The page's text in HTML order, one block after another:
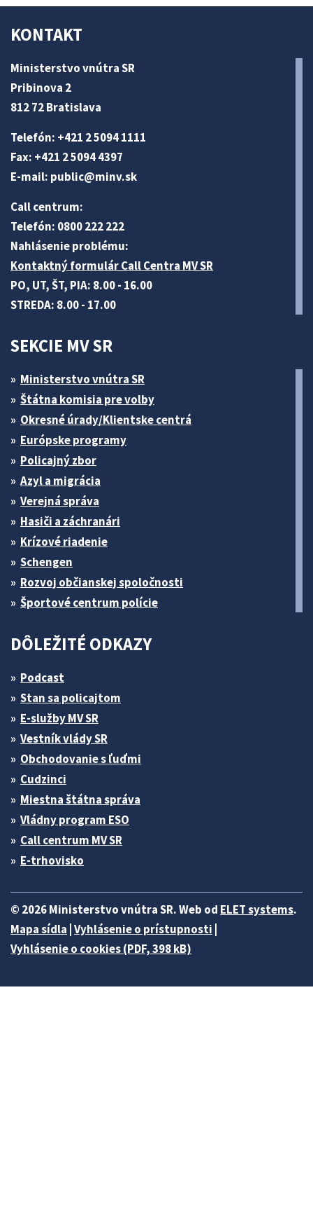
KONTAKT
Ministerstvo vnútra SR
Pribinova 2
812 72 Bratislava
Telefón: +421 2 5094 1111
Fax: +421 2 5094 4397
E-mail: public@minv.sk
Call centrum:
Telefón: 0800 222 222
Nahlásenie problému:
Kontaktný formulár Call Centra MV SR
PO, UT, ŠT, PIA: 8.00 - 16.00
STREDA: 8.00 - 17.00
SEKCIE MV SR
Ministerstvo vnútra SR
Štátna komisia pre volby
Okresné úrady/Klientske centrá
Európske programy
Policajný zbor
Azyl a migrácia
Verejná správa
Hasiči a záchranári
Krízové riadenie
Schengen
Rozvoj občianskej spoločnosti
Športové centrum polície
DÔLEŽITÉ ODKAZY
Podcast
Stan sa policajtom
E-služby MV SR
Vestník vlády SR
Obchodovanie s ľuďmi
Cudzinci
Miestna štátna správa
Vládny program ESO
Call centrum MV SR
E-trhovisko
© 2026 Ministerstvo vnútra SR. Web od ELET systems.
Mapa sídla Vyhlásenie o prístupnosti
Vyhlásenie o cookies (PDF, 398 kB)